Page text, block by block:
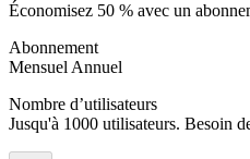
Économisez 50 % avec un
Abonnement
Mensuel Annuel
Nombre d’utilisateurs
Jusqu'à 1000 utilisateurs. Besoin